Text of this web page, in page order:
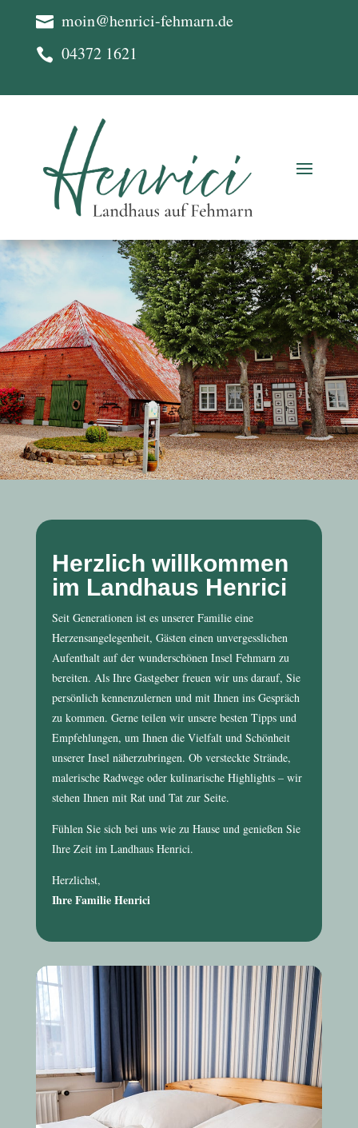
 moin@henrici-fehmarn.de
 04372 1621
Herzlich willkommen
im Landhaus Henrici
Seit Generationen ist es unserer Familie eine
Herzensangelegenheit, Gästen einen unvergesslichen
Aufenthalt auf der wunderschönen Insel Fehmarn zu
bereiten. Als Ihre Gastgeber freuen wir uns darauf, Sie
persönlich kennenzulernen und mit Ihnen ins Gespräch
zu kommen. Gerne teilen wir unsere besten Tipps und
Empfehlungen, um Ihnen die Vielfalt und Schönheit
unserer Insel näherzubringen. Ob versteckte Strände,
malerische Radwege oder kulinarische Highlights – wir
stehen Ihnen mit Rat und Tat zur Seite.
Fühlen Sie sich bei uns wie zu Hause und genießen Sie
Ihre Zeit im Landhaus Henrici.
Herzlichst,
Ihre Familie Henrici